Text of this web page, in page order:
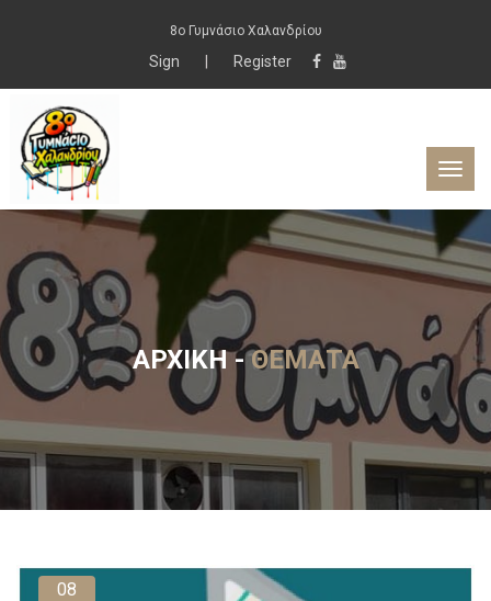
8ο Γυμνάσιο Χαλανδρίου
Sign Register
ΑΡΧΙΚΉ-ΘΈΜΑΤΑ
08